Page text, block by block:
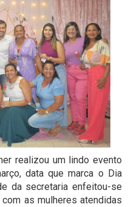
realizou um lindo evento
data que marca o Dia
da secretaria enfeitou-se
as mulheres atendidas